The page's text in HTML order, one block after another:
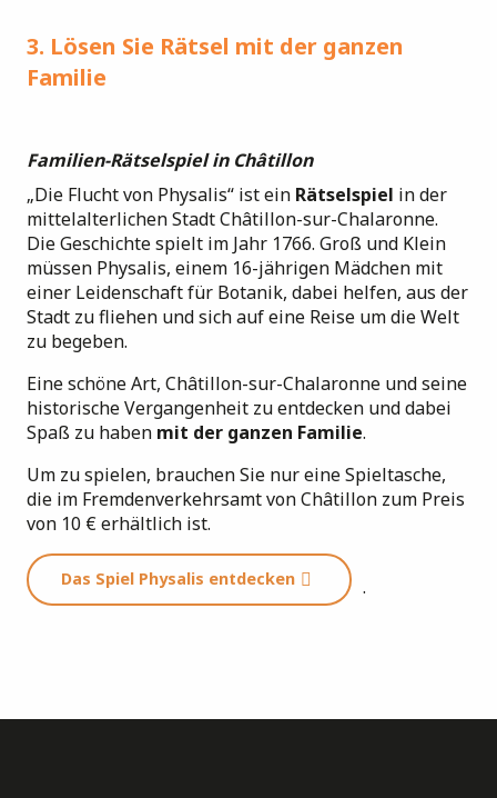
3. Lösen Sie Rätsel mit der ganzen
Familie
Familien-Rätselspiel in Châtillon
„Die Flucht von Physalis“ ist ein Rätselspiel in der
mittelalterlichen Stadt Châtillon-sur-Chalaronne.
Die Geschichte spielt im Jahr 1766. Groß und Klein
müssen Physalis, einem 16-jährigen Mädchen mit
einer Leidenschaft für Botanik, dabei helfen, aus der
Stadt zu fliehen und sich auf eine Reise um die Welt
zu begeben.
Eine schöne Art, Châtillon-sur-Chalaronne und seine
historische Vergangenheit zu entdecken und dabei
Spaß zu haben mit der ganzen Familie.
Um zu spielen, brauchen Sie nur eine Spieltasche,
die im Fremdenverkehrsamt von Châtillon zum Preis
von 10 € erhältlich ist.
Das Spiel Physalis entdecken .